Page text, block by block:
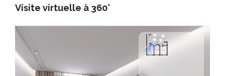
Visite virtuelle à 360°